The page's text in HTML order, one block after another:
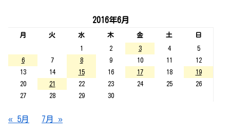
2016年6月
月 火 水 木 金 土
日
1
2 3 4
5
6
7 8 9 10 11
12
13
14 15 16 17 18
19
20
21 22 23 24 25
26
27
28 29 30
« 5月 7月 »